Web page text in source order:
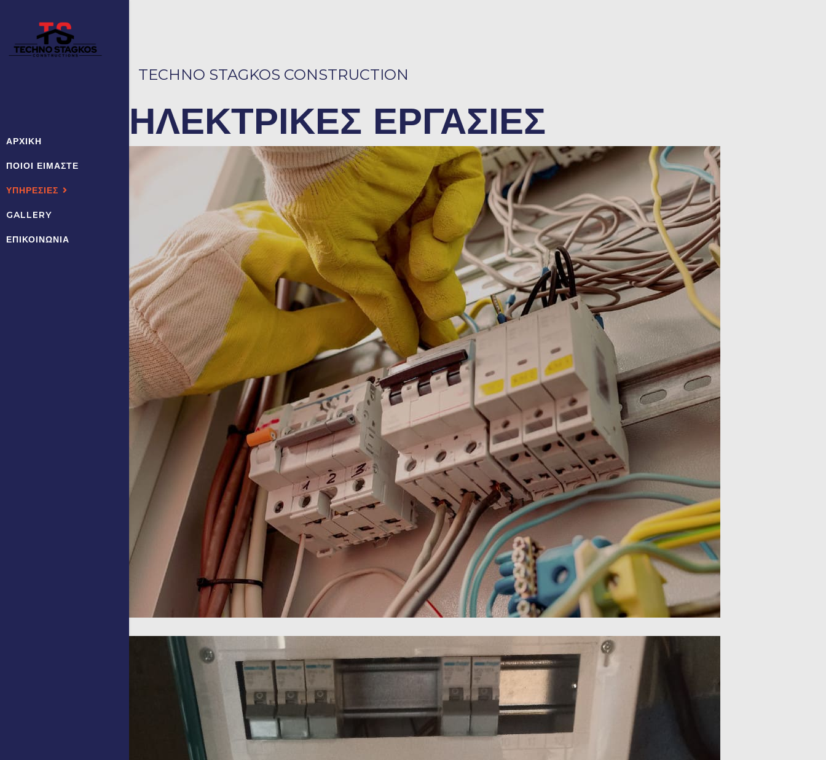
ΑΡΧΙΚΗ
ΠΟΙΟΙ ΕΙΜΑΣΤΕ
ΥΠΗΡΕΣΙΕΣ
GALLERY
ΕΠΙΚΟΙΝΩΝΙΑ
TECHNO STAGKOS CONSTRUCTION
ΗΛΕΚΤΡΙΚΕΣ ΕΡΓΑΣΙΕΣ